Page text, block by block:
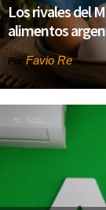
Los rivales del
alimentos
Por Favio Re